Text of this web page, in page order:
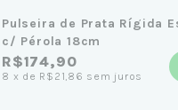
Pulseira de Prata Rígida
c/ Pérola 18cm
R$174,90
8 x de R$21,86 sem juros